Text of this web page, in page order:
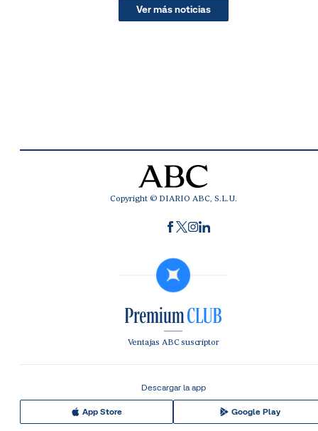
Ver más noticias
Copyright © DIARIO ABC, S.L.U.
Ventajas ABC suscriptor
Descargar la app
App Store Google Play